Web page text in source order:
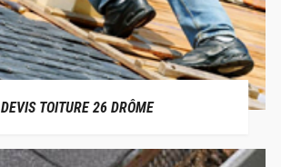
DEVIS TOITURE 26 DRÔME